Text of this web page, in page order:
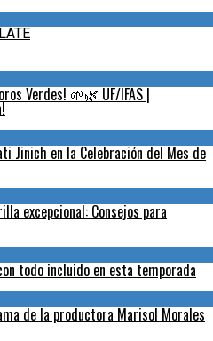
Verdes! 🌱🌿 UF/IFAS |
Jinich en la Celebración del Mes de
excepcional: Consejos para
todo incluido en esta temporada
de la productora Marisol Morales